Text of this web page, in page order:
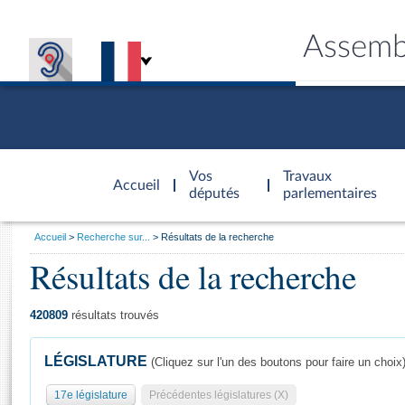
Accueil
d'accueil
Vos
députés
Travaux
parlementaires
Général
Vous
Accueil Recherche sur... Résultats de la recherche
Résultats de la recherche
420809 résultats trouvés
LÉGISLATURE (Cliquez sur l'un des boutons pour faire un choix)
17e législature Précédentes législatures (X)